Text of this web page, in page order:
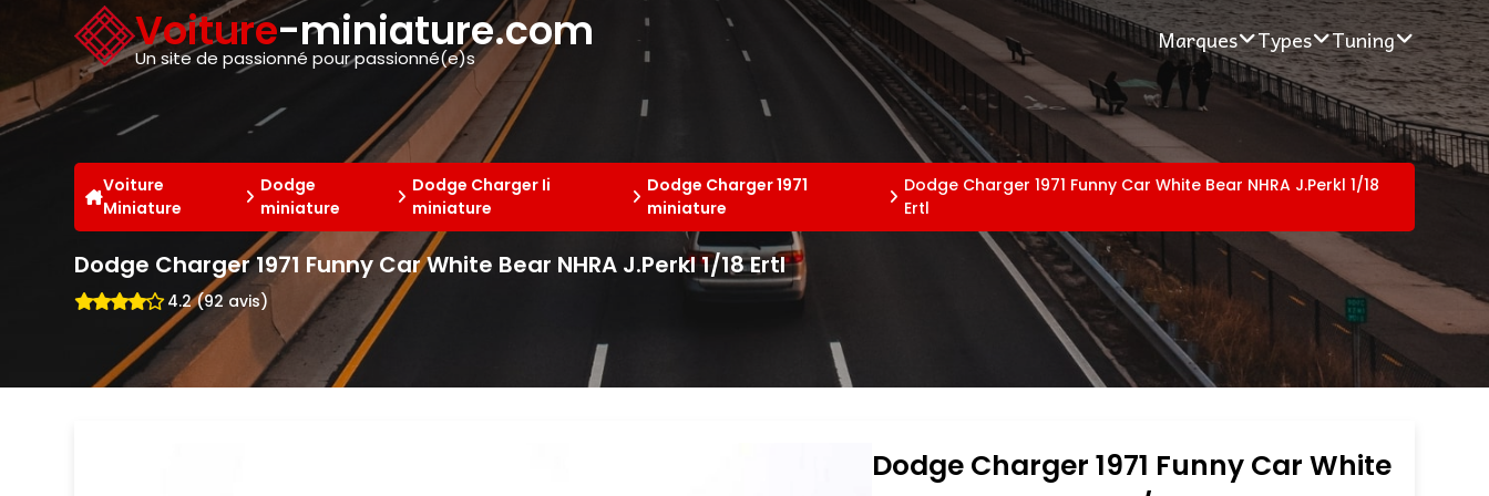
Voiture-miniature.com
Un site de passionné pour passionné(e)s
Marques Types Tuning
Voiture
Miniature
Dodge
miniature
Dodge Charger Ii
miniature
Dodge Charger 1971
miniature
Dodge Charger 1971 Funny Car White Bear NHRA J.Perkl 1/18
Ertl
Dodge Charger 1971 Funny Car White Bear NHRA J.Perkl 1/18 Ertl
4.2 (92 avis)
Dodge Charger 1971 Funny Car White
Panneau de gestion des cookies